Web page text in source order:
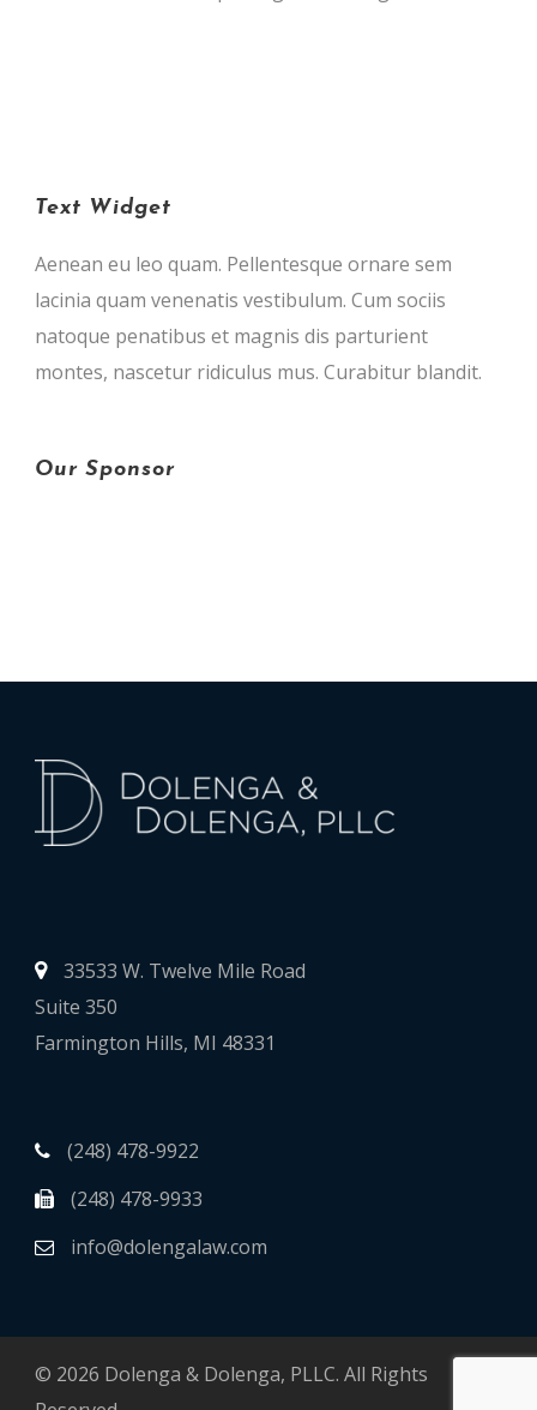
Text Widget
Aenean eu leo quam. Pellentesque ornare sem
lacinia quam venenatis vestibulum. Cum sociis
natoque penatibus et magnis dis parturient
montes, nascetur ridiculus mus. Curabitur blandit.
Our Sponsor
33533 W. Twelve Mile Road
Suite 350
Farmington Hills, MI 48331
(248) 478-9922
(248) 478-9933
info@dolengalaw.com
© 2026 Dolenga & Dolenga, PLLC. All Rights